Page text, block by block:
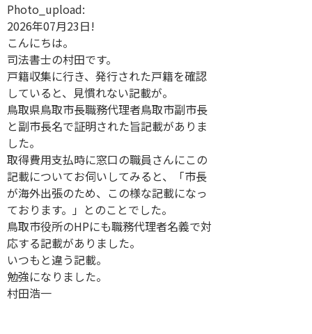
Photo_upload:
2026年07月23日!
こんにちは。
司法書士の村田です。
戸籍収集に行き、発行された戸籍を確認
していると、見慣れない記載が。
鳥取県鳥取市長職務代理者鳥取市副市長
と副市長名で証明された旨記載がありま
した。
取得費用支払時に窓口の職員さんにこの
記載についてお伺いしてみると、「市長
が海外出張のため、この様な記載になっ
ております。」とのことでした。
鳥取市役所のHPにも職務代理者名義で対
応する記載がありました。
いつもと違う記載。
勉強になりました。
村田浩一